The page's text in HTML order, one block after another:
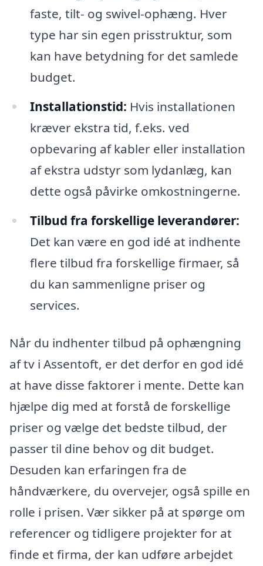
faste, tilt- og swivel-ophæng. Hver
type har sin egen prisstruktur, som
kan have betydning for det samlede
budget.
Installationstid: Hvis installationen
kræver ekstra tid, f.eks. ved
opbevaring af kabler eller installation
af ekstra udstyr som lydanlæg, kan
dette også påvirke omkostningerne.
Tilbud fra forskellige leverandører:
Det kan være en god idé at indhente
flere tilbud fra forskellige firmaer, så
du kan sammenligne priser og
services.
Når du indhenter tilbud på ophængning
af tv i Assentoft, er det derfor en god idé
at have disse faktorer i mente. Dette kan
hjælpe dig med at forstå de forskellige
priser og vælge det bedste tilbud, der
passer til dine behov og dit budget.
Desuden kan erfaringen fra de
håndværkere, du overvejer, også spille en
rolle i prisen. Vær sikker på at spørge om
referencer og tidligere projekter for at
finde et firma, der kan udføre arbejdet